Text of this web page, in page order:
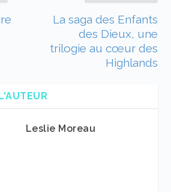
La saga des Enfants
des Dieux, une
trilogie au cœur des
Highlands
Leslie Moreau